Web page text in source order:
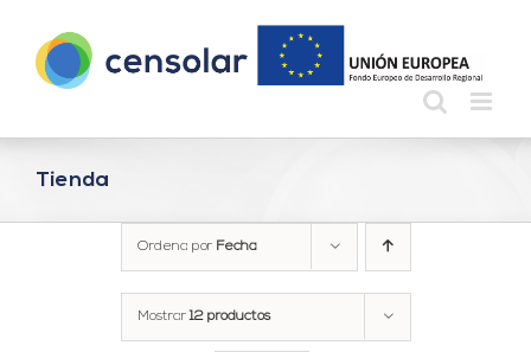
contenido
Tienda
Ordena por Fecha
Mostrar12 productos